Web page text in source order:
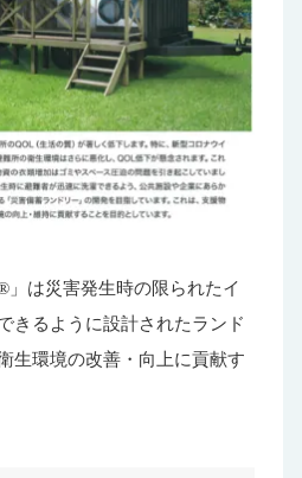
」は災害発生時の限られたイ
きるように設計されたランド
生環境の改善・向上に貢献す